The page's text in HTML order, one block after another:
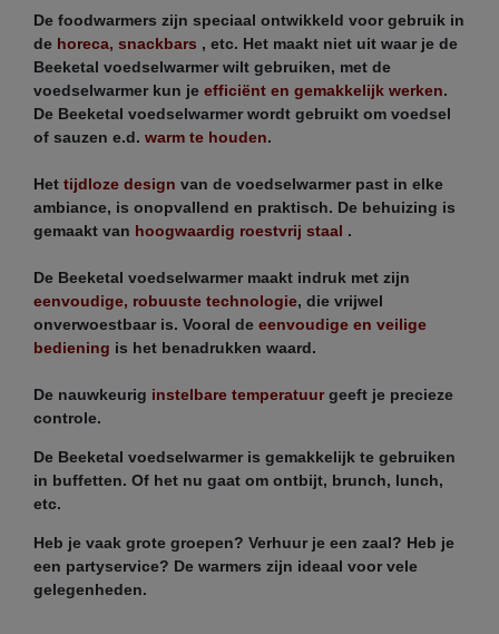
De foodwarmers zijn speciaal ontwikkeld voor gebruik in
de horeca, snackbars , etc. Het maakt niet uit waar je de
Beeketal voedselwarmer wilt gebruiken, met de
voedselwarmer kun je efficiënt en gemakkelijk werken.
De Beeketal voedselwarmer wordt gebruikt om voedsel
of sauzen e.d. warm te houden.
Het tijdloze design van de voedselwarmer past in elke
ambiance, is onopvallend en praktisch. De behuizing is
gemaakt van hoogwaardig roestvrij staal .
De Beeketal voedselwarmer maakt indruk met zijn
eenvoudige, robuuste technologie, die vrijwel
onverwoestbaar is. Vooral de eenvoudige en veilige
bediening is het benadrukken waard.
De nauwkeurig instelbare temperatuurgeeft je precieze
controle.
De Beeketal voedselwarmer is gemakkelijk te gebruiken
in buffetten. Of het nu gaat om ontbijt, brunch, lunch,
etc.
Heb je vaak grote groepen? Verhuur je een zaal? Heb je
een partyservice? De warmers zijn ideaal voor vele
gelegenheden.